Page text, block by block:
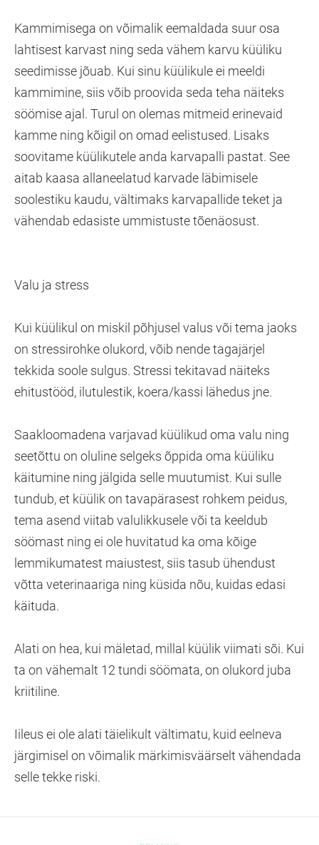
Kammimisega on võimalik eemaldada suur osa
lahtisest karvast ning seda vähem karvu küüliku
seedimisse jõuab. Kui sinu küülikule ei meeldi
kammimine, siis võib proovida seda teha näiteks
söömise ajal. Turul on olemas mitmeid erinevaid
kamme ning kõigil on omad eelistused. Lisaks
soovitame küülikutele anda karvapalli pastat. See
aitab kaasa allaneelatud karvade läbimisele
soolestiku kaudu, vältimaks karvapallide teket ja
vähendab edasiste ummistuste tõenäosust.
Valu ja stress
Kui küülikul on miskil põhjusel valus või tema jaoks
on stressirohke olukord, võib nende tagajärjel
tekkida soole sulgus. Stressi tekitavad näiteks
ehitustööd, ilutulestik, koera/kassi lähedus jne.
Saakloomadena varjavad küülikud oma valu ning
seetõttu on oluline selgeks õppida oma küüliku
käitumine ning jälgida selle muutumist. Kui sulle
tundub, et küülik on tavapärasest rohkem peidus,
tema asend viitab valulikkusele või ta keeldub
söömast ning ei ole huvitatud ka oma kõige
lemmikumatest maiustest, siis tasub ühendust
võtta veterinaariga ning küsida nõu, kuidas edasi
käituda.
Alati on hea, kui mäletad, millal küülik viimati sõi. Kui
ta on vähemalt 12 tundi söömata, on olukord juba
kriitiline.
Iileus ei ole alati täielikult vältimatu, kuid eelneva
järgimisel on võimalik märkimisväärselt vähendada
selle tekke riski.